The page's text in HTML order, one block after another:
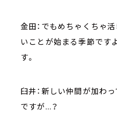
金田：でもめちゃくちゃ
いことが始まる季節です
す。
臼井：新しい仲間が加わ
ですが...？